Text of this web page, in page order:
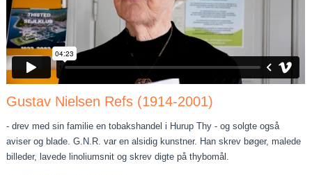
Gustav Nielsen Refs (1914-2001)
- drev med sin familie en tobakshandel i Hurup Thy - og solgte også
aviser og blade. G.N.R. var en alsidig kunstner. Han skrev bøger, malede
billeder, lavede linoliumsnit og skrev digte på thybomål.